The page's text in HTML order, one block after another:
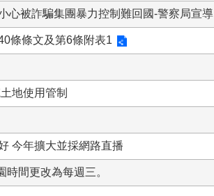
心被詐騙集團暴力控制難回國-警察局宣導
條條文及第6條附表1
地使用管制
今年擴大並採網路直播
間更改為每週三。